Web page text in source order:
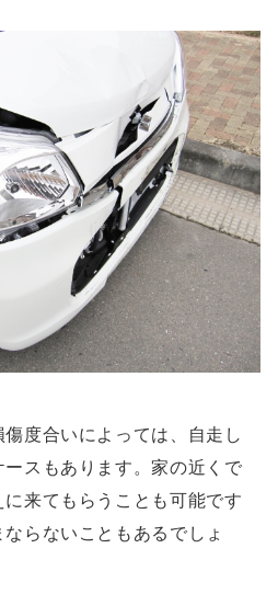
度合いによっては、自走し
スもあります。家の近くで
来てもらうことも可能です
らないこともあるでしょ